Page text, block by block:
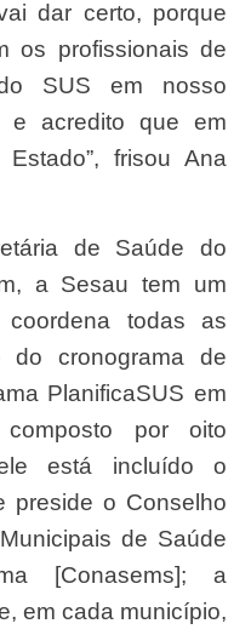
dar certo, porque
os profissionais de
SUS em nosso
e acredito que em
frisou Ana
a Sesau tem um
todas as
do cronograma de
PlanificaSUS em
por oito
está incluído o
preside o Conselho
de Saúde
[Conasems]; a
em cada município,